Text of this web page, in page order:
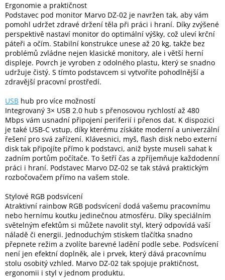
Domácnost
%
Black
Friday
VÝPRODEJ
Akční
zboží
TONERY
A
CARTRIDGE
OEM
Sestavy
Inpraise
Kamerové
systémy
MILESIGHT
Doprodej
Přihlášení
Ergonomie a praktičnost
Podstavec pod monitor Marvo DZ-02 je navržen tak, aby vám
pomohl udržet zdravé držení těla při práci i hraní. Díky zvýšené
perspektivě nastaví monitor do optimální výšky, což uleví krční
páteři a očím. Stabilní konstrukce unese až 20 kg, takže bez
problémů zvládne nejen klasické monitory, ale i větší herní
displeje. Povrch je vyroben z odolného plastu, který se snadno
udržuje čistý. S tímto podstavcem si vytvoříte pohodlnější a
zdravější pracovní prostředí.
USB hub pro více možností
Integrovaný 3× USB 2.0 hub s přenosovou rychlostí až 480
Mbps vám usnadní připojení periferií i přenos dat. K dispozici
je také USB-C vstup, díky kterému získáte moderní a univerzální
řešení pro svá zařízení. Klávesnici, myš, flash disk nebo externí
disk tak připojíte přímo k podstavci, aniž byste museli sahat k
zadním portům počítače. To šetří čas a zpříjemňuje každodenní
práci i hraní. Podstavec Marvo DZ-02 se tak stává praktickým
rozbočovačem přímo na vašem stole.
Stylové RGB podsvícení
Atraktivní rainbow RGB podsvícení dodá vašemu pracovnímu
nebo hernímu koutku jedinečnou atmosféru. Díky speciálním
světelným efektům si můžete navolit styl, který odpovídá vaší
náladě či energii. Jednoduchým stiskem tlačítka snadno
přepnete režim a zvolíte barevné ladění podle sebe. Podsvícení
není jen efektní doplněk, ale i prvek, který dává pracovnímu
stolu osobitý vzhled. Marvo DZ-02 tak spojuje praktičnost,
ergonomii i styl v jednom produktu.